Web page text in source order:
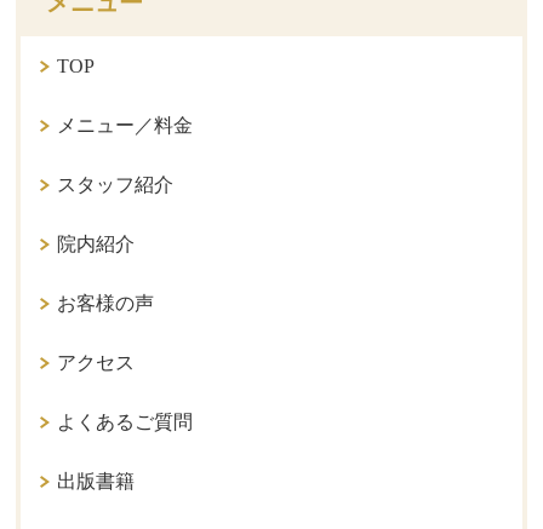
TOP
メニュー／料金
スタッフ紹介
院内紹介
お客様の声
アクセス
よくあるご質問
出版書籍